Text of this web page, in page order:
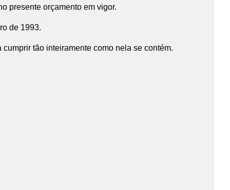
presente orçamento em vigor.
de 1993.
tão inteiramente como nela se contém.